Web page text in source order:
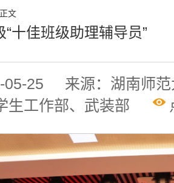
文
十佳班级助理辅导员”
05-25
来源：湖南师
生工作部、武装部